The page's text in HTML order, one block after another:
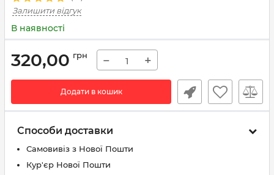
Залишити відгук
В наявності
320,00 грн − +
Додати в кошик
Способи доставки
Самовивіз з Нової Пошти
Кур'єр Нової Пошти